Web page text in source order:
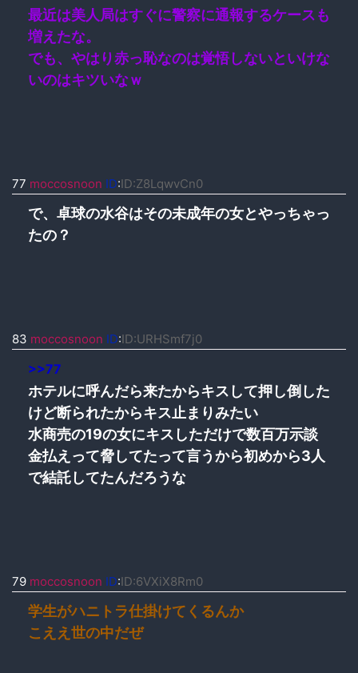
最近は美人局はすぐに警察に通報するケースも
増えたな。
でも、やはり赤っ恥なのは覚悟しないといけな
いのはキツいなｗ
77 moccosnoon ID:ID:Z8LqwvCn0
で、卓球の水谷はその未成年の女とやっちゃっ
たの？
83 moccosnoon ID:ID:URHSmf7j0
>>77
ホテルに呼んだら来たからキスして押し倒した
けど断られたからキス止まりみたい
水商売の19の女にキスしただけで数百万示談
金払えって脅してたって言うから初めから3人
で結託してたんだろうな
79 moccosnoon ID:ID:6VXiX8Rm0
学生がハニトラ仕掛けてくるんか
こええ世の中だぜ